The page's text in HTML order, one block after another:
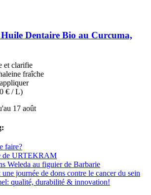
Huile Dentaire Bio au Curcuma,
et clarifie
fraîche
€ / L)
17 août
faire?
de URTEKRAM
Weleda au figuier de Barbarie
journée de dons contre le cancer du sein
qualité, durabilité & innovation!